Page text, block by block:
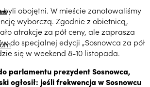
byli obojętni. W mieście zanotowaliśmy
wyborczą. Zgodnie z obietnicą,
atrakcje za pół ceny, ale zaprasza
do specjalnej edycji „Sosnowca za pół
się w weekend 8-10 listopada.
parlamentu prezydent Sosnowca,
ogłosił: jeśli frekwencja w Sosnowcu